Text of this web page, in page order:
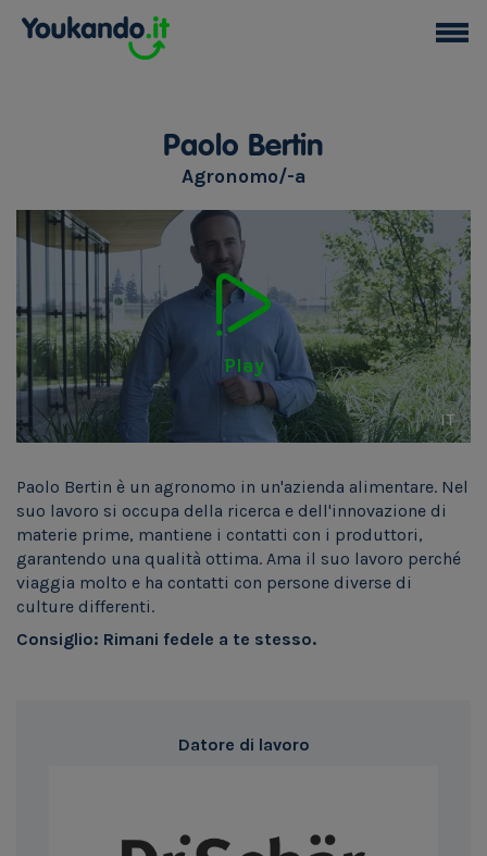
Paolo Bertin
Agronomo/-a
Play
IT
Paolo Bertin è un agronomo in un'azienda alimentare. Nel
suo lavoro si occupa della ricerca e dell'innovazione di
materie prime, mantiene i contatti con i produttori,
garantendo una qualità ottima. Ama il suo lavoro perché
viaggia molto e ha contatti con persone diverse di
culture differenti.
Consiglio: Rimani fedele a te stesso.
Datore di lavoro